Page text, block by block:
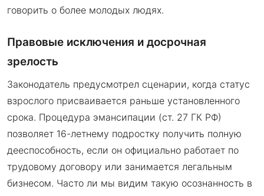
говорить о более молодых людях.
Правовые исключения и досрочная
зрелость
Законодатель предусмотрел сценарии, когда статус
взрослого присваивается раньше установленного
срока. Процедура эмансипации (ст. 27 ГК РФ)
позволяет 16-летнему подростку получить полную
дееспособность, если он официально работает по
трудовому договору или занимается легальным
бизнесом. Часто ли мы видим такую осознанность в